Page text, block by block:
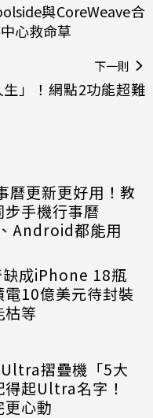
與CoreWeave合
心救命草
下一則
」！網點2功能超難
曆更新更好用！教
步手機行事曆
Android都能用
缺成iPhone 18瓶
電10億美元待封裝
枯等
摺疊機「5大
得起Ultra名字！
更心動